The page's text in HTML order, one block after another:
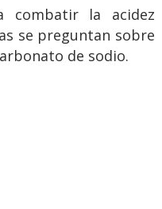
combatir la acidez
se preguntan sobre
de sodio.